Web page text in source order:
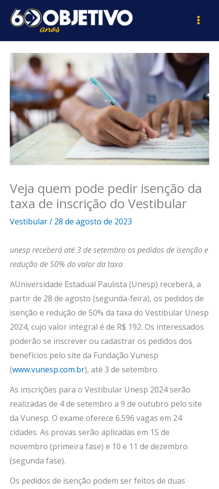
para
Veja quem pode pedir isenção da
taxa de inscrição do Vestibular
Vestibular/ 28 de agosto de 2023
unesp receberá até 3 de setembro os pedidos de isenção e
redução de 50% do valor da taxa
AUniversidade Estadual Paulista (Unesp) receberá, a
partir de 28 de agosto (segunda-feira), os pedidos de
isenção e redução de 50% da taxa do Vestibular Unesp
2024, cujo valor integral é de R$ 192. Os interessados
poderão se inscrever ou cadastrar os pedidos dos
benefícios pelo site da Fundação Vunesp
(www.vunesp.com.br), até 3 de setembro.
As inscrições para o Vestibular Unesp 2024 serão
realizadas de 4 de setembro a 9 de outubro pelo site
da Vunesp. O exame oferece 6.596 vagas em 24
cidades. As provas serão aplicadas em 15 de
novembro (primeira fase) e 10 e 11 de dezembro
(segunda fase).
Os pedidos de isenção podem ser feitos de duas